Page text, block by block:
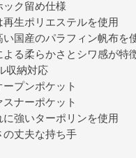
ック留め仕様
再生ポリエステルを使用
い国産のパラフィン帆布を
よる柔らかさとシワ感が特
収納対応
プンポケット
スナーポケット
に強いターポリンを使用
の丈夫な持ち手